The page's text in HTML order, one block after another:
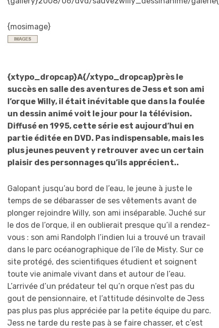
{mosimage}
{xtypo_dropcap}A{/xtypo_dropcap}près le
succès en salle des aventures de Jess et son ami
l’orque Willy, il était inévitable que dans la foulée
un dessin animé voit le jour pour la télévision.
Diffusé en 1995, cette série est aujourd’hui en
partie éditée en DVD. Pas indispensable, mais les
plus jeunes peuvent y retrouver avec un certain
plaisir des personnages qu’ils apprécient..
Galopant jusqu’au bord de l’eau, le jeune à juste le
temps de se débarasser de ses vêtements avant de
plonger rejoindre Willy, son ami inséparable. Juché sur
le dos de l’orque, il en oublierait presque qu’il a rendez-
vous : son ami Randolph l’indien lui a trouvé un travail
dans le parc océanographique de l’ïle de Misty. Sur ce
site protégé, des scientifiques étudient et soignent
toute vie animale vivant dans et autour de l’eau.
L’arrivée d’un prédateur tel qu’n orque n’est pas du
gout de pensionnaire, et l’attitude désinvolte de Jess
pas plus pas plus appréciée par la petite équipe du parc.
Jess ne tarde du reste pas à se faire chasser, et c’est